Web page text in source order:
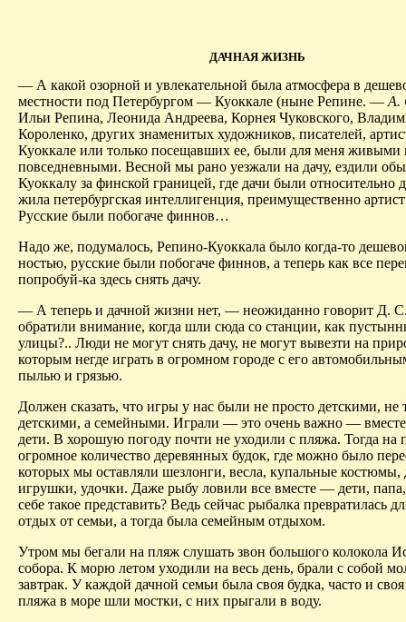
ДАЧНАЯ ЖИЗНЬ
— А какой озорной и увлекательной была атмосфера в
местности под Петербургом — Куоккале (ныне Репине. — А.
Ильи Репина, Леонида Андреева, Корнея Чуковского,
Короленко, других знаменитых художников, писателей,
Куоккале или только посещавших ее, были для меня живыми
повседневными. Весной мы рано уезжали на дачу, ездили
Куоккалу за финской границей, где дачи были относительно
жила петербургская интеллигенция, преимущественно
Русские были побогаче финнов…
Надо же, подумалось, Репино-Куоккала было когда-то
ностью, русские были побогаче финнов, а теперь как все
попробуй-ка здесь снять дачу.
— А теперь и дачной жизни нет, — неожиданно говорит Д.
обратили внимание, когда шли сюда со станции, как
улицы?.. Люди не могут снять дачу, не могут вывезти на
которым негде играть в огромном городе с его
пылью и грязью.
Должен сказать, что игры у нас были не просто детскими, не
детскими, а семейными. Играли — это очень важно —
дети. В хорошую погоду почти не уходили с пляжа. Тогда на
огромное количество деревянных будок, где можно было
которых мы оставляли шезлонги, весла, купальные костюмы,
игрушки, удочки. Даже рыбу ловили все вместе — дети,
себе такое представить? Ведь сейчас рыбалка превратилась
отдых от семьи, а тогда была семейным отдыхом.
Утром мы бегали на пляж слушать звон большого колокола
собора. К морю летом уходили на весь день, брали с собой
завтрак. У каждой дачной семьи была своя будка, часто и
пляжа в море шли мостки, с них прыгали в воду.